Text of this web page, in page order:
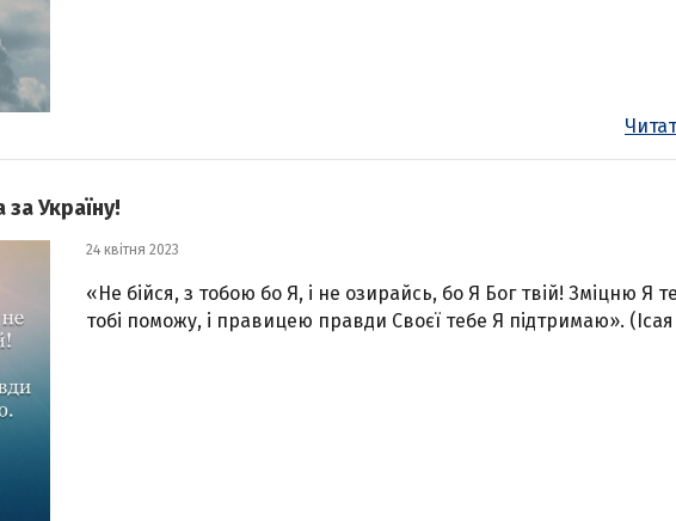
Україну!
24 квітня 2023
«Не бійся, з тобою бо Я, і не озирайсь, бо Я Бог твій! Зміцню Я
тобі поможу, і правицею правди Своєї тебе Я підтримаю». (Iсая